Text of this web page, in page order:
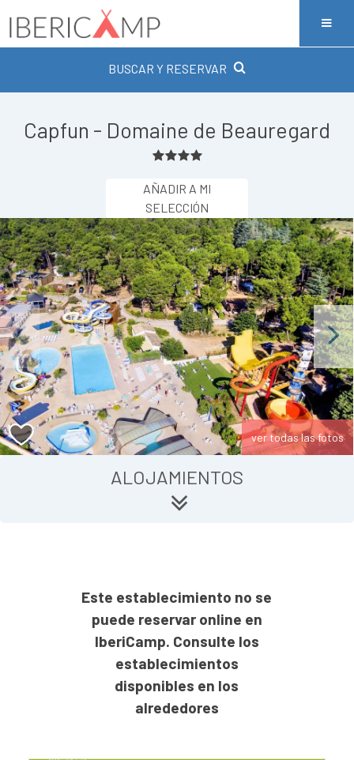
BUSCAR Y RESERVAR
Capfun - Domaine de Beauregard
AÑADIR A MI
SELECCIÓN
Next
ver todas las fotos
ALOJAMIENTOS
Este establecimiento no se
puede reservar online en
IberiCamp. Consulte los
establecimientos
disponibles en los
alrededores